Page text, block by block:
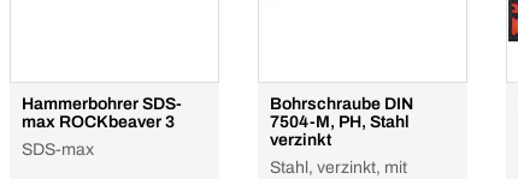
Hammerbohrer SDS-
max ROCKbeaver 3
SDS-max
Bohrschraube DIN
7504-M, PH, Stahl
verzinkt
Stahl, verzinkt, mit